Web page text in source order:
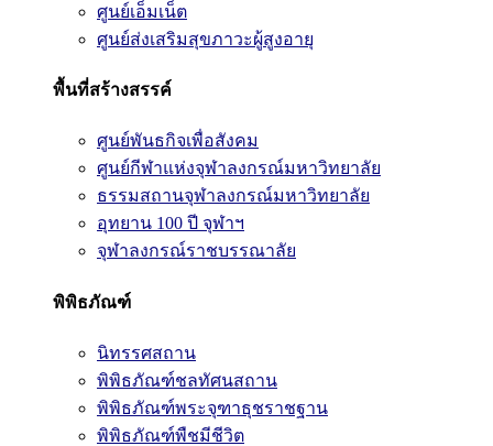
ศูนย์เอ็มเน็ต
ศูนย์ส่งเสริมสุขภาวะผู้สูงอายุ
พื้นที่สร้างสรรค์
ศูนย์พันธกิจเพื่อสังคม
ศูนย์กีฬาแห่งจุฬาลงกรณ์มหาวิทยาลัย
ธรรมสถานจุฬาลงกรณ์มหาวิทยาลัย
อุทยาน 100 ปี จุฬาฯ
จุฬาลงกรณ์ราชบรรณาลัย
พิพิธภัณฑ์
นิทรรศสถาน
พิพิธภัณฑ์ชลทัศนสถาน
พิพิธภัณฑ์พระจุฑาธุชราชฐาน
พิพิธภัณฑ์พืชมีชีวิต